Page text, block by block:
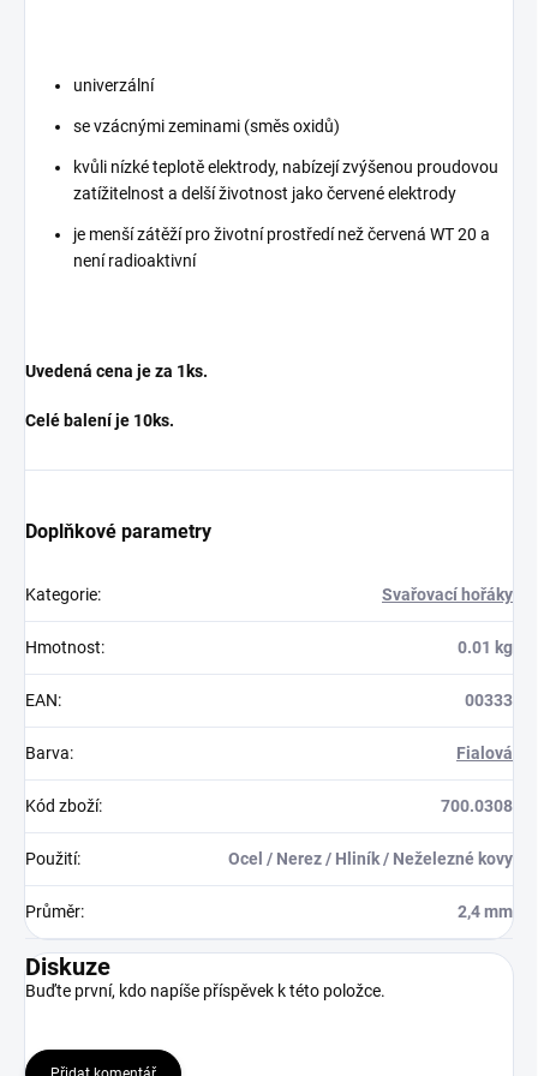
univerzální
se vzácnými zeminami (směs oxidů)
kvůli nízké teplotě elektrody, nabízejí zvýšenou proudovou
zatížitelnost a delší životnost jako červené elektrody
je menší zátěží pro životní prostředí než červená WT 20 a
není radioaktivní
Uvedená cena je za 1ks.
Celé balení je 10ks.
Doplňkové parametry
Kategorie: Svařovací hořáky
Hmotnost: 0.01 kg
EAN: 00333
Barva: Fialová
Kód zboží: 700.0308
Použití: Ocel / Nerez / Hliník / Neželezné kovy
Průměr: 2,4 mm
Diskuze
Buďte první, kdo napíše příspěvek k této položce.